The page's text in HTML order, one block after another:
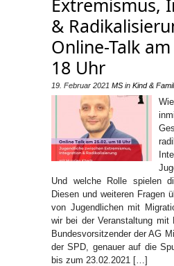
&
Online-Talk
18 Uhr
19. Februar 2021 MS in Kind &
Und welche Rolle spielen
Diesen und weiteren Fragen
von Jugendlichen mit
wir bei der Veranstaltung mit
Bundesvorsitzender der AG
der SPD, genauer auf die
bis zum 23.02.2021 […]